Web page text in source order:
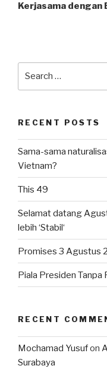
Kerjasama dengan
RECENT POSTS
Sama-sama
Vietnam?
This 49
Selamat datang
lebih ‘Stabil‘
Promises 3 Agustus
Piala Presiden Tanpa
RECENT
Mochamad Yusufon
Surabaya